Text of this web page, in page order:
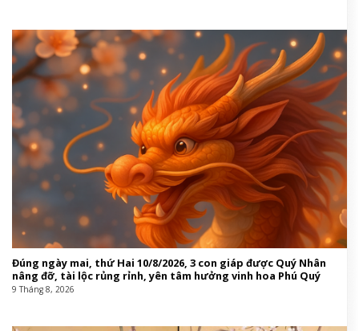
Đúng ngày mai, thứ Hai 10/8/2026, 3 con giáp được Quý Nhân
nâng đỡ, tài lộc rủng rỉnh, yên tâm hưởng vinh hoa Phú Quý
9 Tháng 8, 2026